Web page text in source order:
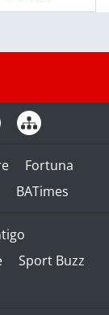
Fortuna
BATimes
Sport Buzz